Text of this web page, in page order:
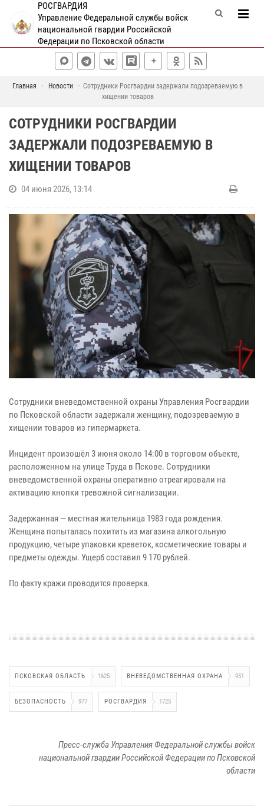
РОСГВАРДИЯ
Управление Федеральной службы войск
национальной гвардии Российской
Федерации по Псковской области
Главная Новости
Сотрудники Росгвардии задержали подозреваемую в
хищении товаров
СОТРУДНИКИ РОСГВАРДИИ
ЗАДЕРЖАЛИ ПОДОЗРЕВАЕМУЮ В
ХИЩЕНИИ ТОВАРОВ
04 июня 2026, 13:14
Сотрудники вневедомственной охраны Управления Росгвардии
по Псковской области задержали женщину, подозреваемую в
хищении товаров из гипермаркета.
Инцидент произошёл 3 июня около 14:00 в торговом объекте,
расположенном на улице Труда в Пскове. Сотрудники
вневедомственной охраны оперативно отреагировали на
активацию кнопки тревожной сигнализации.
Задержанная — местная жительница 1983 года рождения.
Женщина попыталась похитить из магазина алкогольную
продукцию, четыре упаковки креветок, косметические товары и
предметы одежды. Ущерб составил 9 170 рублей.
По факту кражи проводится проверка.
ПСКОВСКАЯ ОБЛАСТЬ 1625 ВНЕВЕДОМСТВЕННАЯ ОХРАНА 951
БЕЗОПАСНОСТЬ 977 РОСГВАРДИЯ 1725
Пресс-служба Управления Федеральной службы войск
национальной гвардии Российской Федерации по Псковской
области